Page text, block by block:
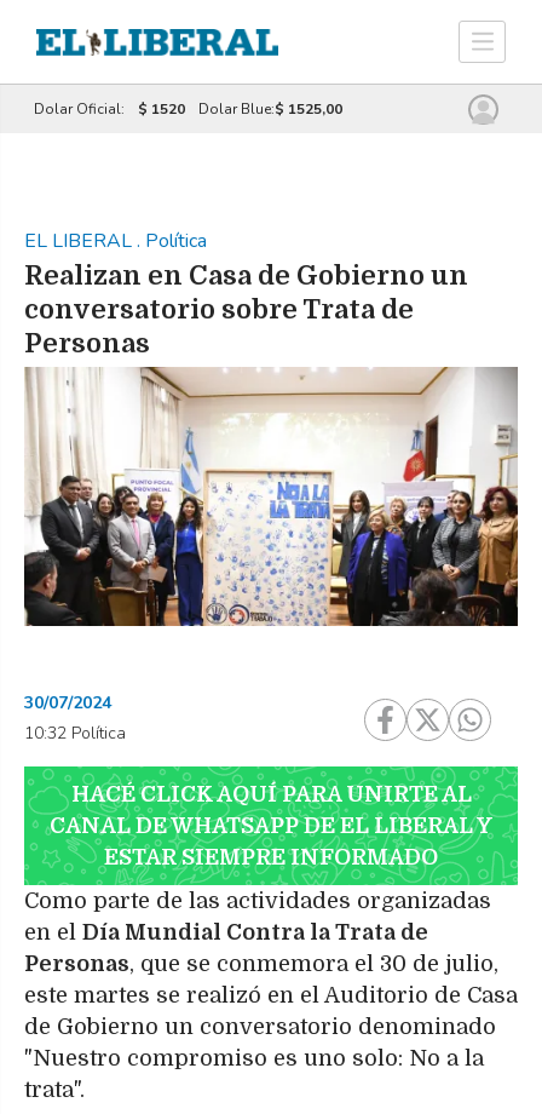
Dolar Oficial: $ 1520 Dolar Blue:$ 1525,00
EL LIBERAL. Política
Realizan en Casa de Gobierno un
conversatorio sobre Trata de
Personas
30/07/2024
10:32 Política
HACÉ CLICK AQUÍ PARA UNIRTE AL
CANAL DE WHATSAPP DE EL LIBERAL Y
ESTAR SIEMPRE INFORMADO
Como parte de las actividades organizadas
en el Día Mundial Contra la Trata de
Personas, que se conmemora el 30 de julio,
este martes se realizó en el Auditorio de Casa
de Gobierno un conversatorio denominado
"Nuestro compromiso es uno solo: No a la
trata".